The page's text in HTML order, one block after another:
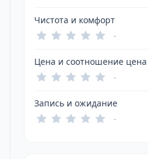
Чистота и комфорт
-
Цена и соотношение цена
-
Запись и ожидание
-